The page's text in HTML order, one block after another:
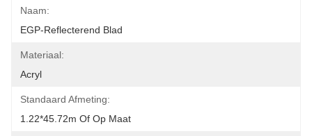
Naam:
EGP-Reflecterend Blad
Materiaal:
Acryl
Standaard Afmeting:
1.22*45.72m Of Op Maat